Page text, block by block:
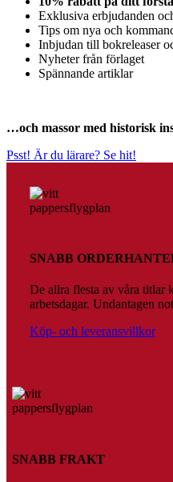
Exklusiva erbjudanden
Tips om nya och
Inbjudan till bokreleaser
Nyheter från förlaget
Spännande artiklar
…och massor med historisk
Psst! Är du lärare? Se hit!
SNABB
De allra flesta av våra titlar
arbetsdagar. Undantagen
Köp- och leveransvillkor
SNABB FRAKT